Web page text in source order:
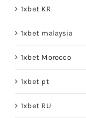
1xbet KR
1xbet malaysia
1xbet Morocco
1xbet pt
1xbet RU